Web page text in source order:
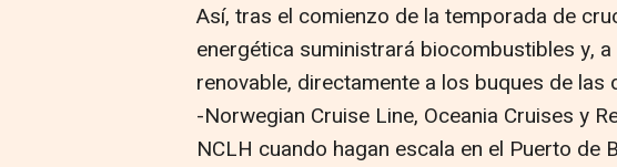
Así, tras el comienzo de la temporada de
energética suministrará biocombustibles y,
renovable, directamente a los buques de
-Norwegian Cruise Line, Oceania Cruises y
NCLH cuando hagan escala en el Puerto de